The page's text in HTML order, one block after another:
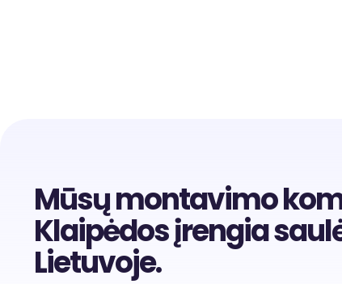
Mūsų montavimo
Klaipėdos įrengia
Lietuvoje.